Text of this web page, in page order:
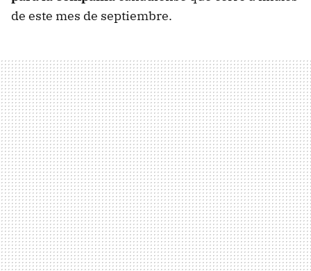
de este mes de septiembre.